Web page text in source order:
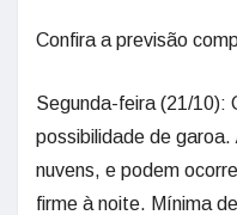
Confira a previsão
Segunda-feira (21/10):
possibilidade de
nuvens, e podem
firme à noite. Mínima